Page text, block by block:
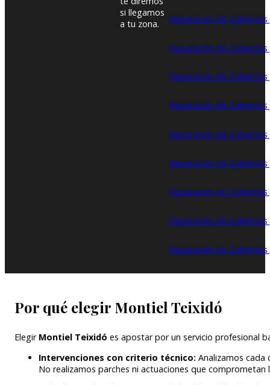
si llegamos
a tu zona.
Reparación de
Reparación de
Reparación de
Reparación de
Reparación de
Reparación de
Reparación de
Reparación de
Reparación de
Por qué elegir Montiel Teixidó
Elegir Montiel Teixidó es apostar por un servicio profesional
Intervenciones con criterio técnico: Analizamos cada
No realizamos parches ni actuaciones que comprometan